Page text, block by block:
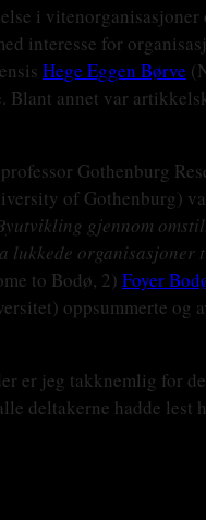
i vitenorganisasjoner
interesse for
Hege Eggen Børve
Blant annet var
Gothenburg
of Gothenburg)
gjennom
lukkede organisasjoner
to Bodø, 2) Foyer
oppsummerte og
er jeg takknemlig for
deltakerne hadde lest